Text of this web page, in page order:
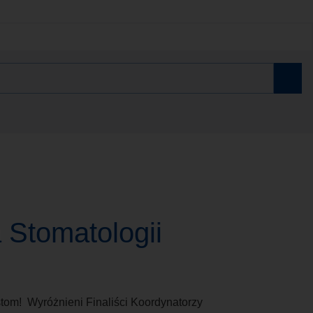
Wyróżnieni Finaliści Koordynatorzy